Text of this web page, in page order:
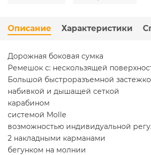
Описание Характеристики
Дорожная боковая сумка
Ремешок с: нескользящей
Большой быстроразъемной
набивкой и дышащей сеткой
карабином
системой Molle
возможностью индивидуальной
2 накладными карманами
бегунком на молнии